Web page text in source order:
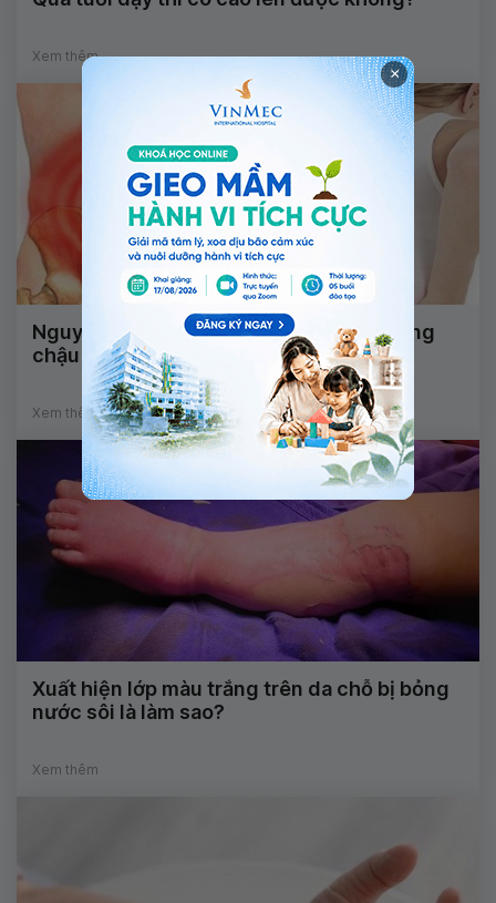
Xem thêm
Nguyên nhân đau nhức xương dưới xương
chậu khi đứng và nằm dậy?
Xem thêm
Xuất hiện lớp màu trắng trên da chỗ bị bỏng
nước sôi là làm sao?
Xem thêm
×